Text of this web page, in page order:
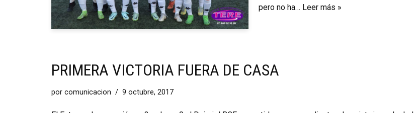
pero no ha… Leer más »
PRIMERA VICTORIA FUERA DE CASA
por comunicacion 9 octubre, 2017